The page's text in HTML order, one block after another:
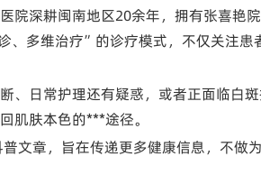
院深耕闽南地区20余年，拥有张喜艳
、多维治疗”的诊疗模式，不仅关注患
、日常护理还有疑惑，或者正面临白
肌肤本色的***途径。
文章，旨在传递更多健康信息，不做